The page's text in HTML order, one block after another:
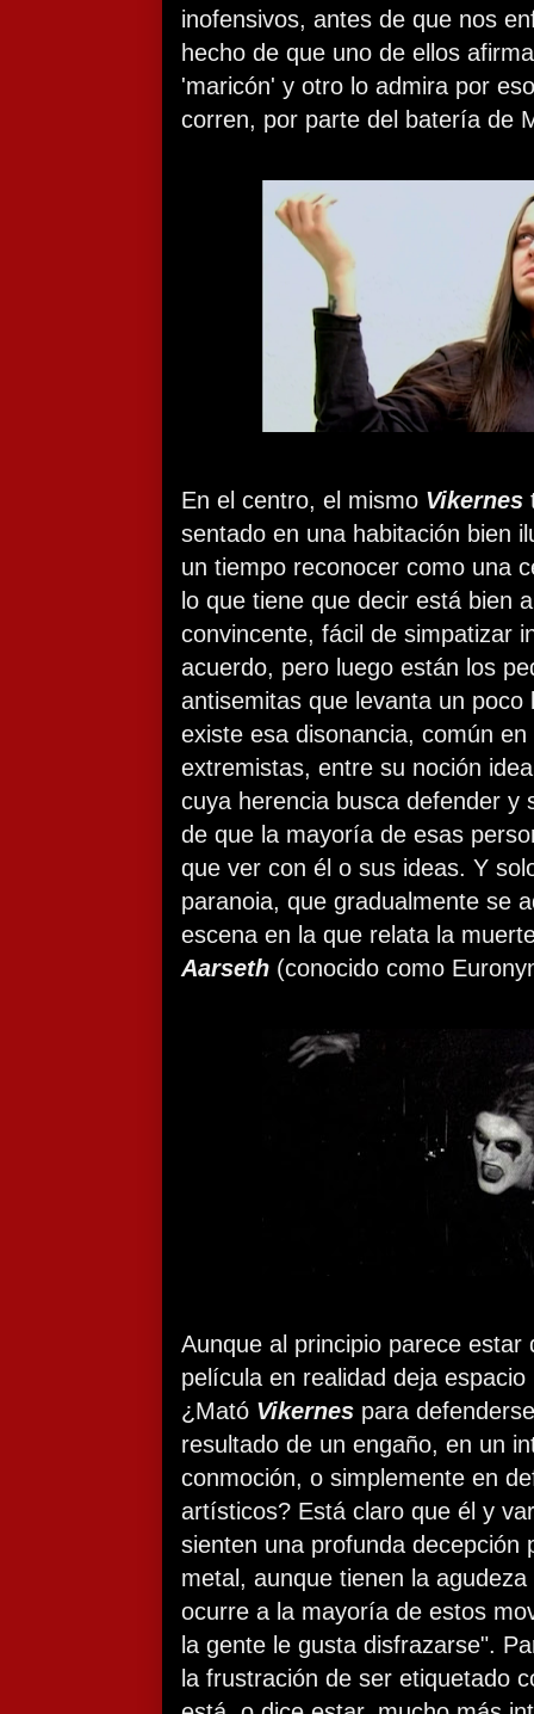
inofensivos, antes de que nos
hecho de que uno de ellos
'maricón' y otro lo admira por
corren, por parte del batería de
En el centro, el mismo Vikernes
sentado en una habitación bien
un tiempo reconocer como una
lo que tiene que decir está bien
convincente, fácil de simpatizar
acuerdo, pero luego están los
antisemitas que levanta un poco
existe esa disonancia, común
extremistas, entre su noción
cuya herencia busca defender y
de que la mayoría de esas
que ver con él o sus ideas. Y
paranoia, que gradualmente se
escena en la que relata la
Aarseth (conocido como
Aunque al principio parece
película en realidad deja
¿Mató Vikernes para
resultado de un engaño, en un
conmoción, o simplemente en
artísticos? Está claro que él y
sienten una profunda decepción
metal, aunque tienen la
ocurre a la mayoría de estos
la gente le gusta disfrazarse".
la frustración de ser etiquetado